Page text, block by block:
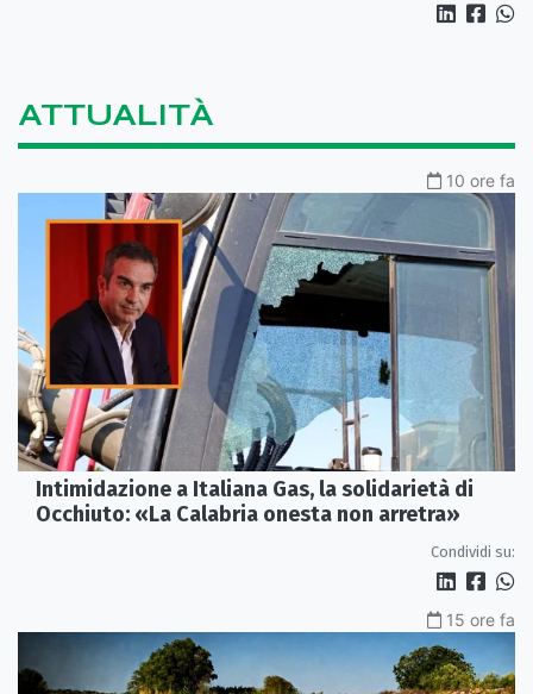
ATTUALITÀ
10 ore fa
Intimidazione a Italiana Gas, la solidarietà di
Occhiuto: «La Calabria onesta non arretra»
Condividi su:
15 ore fa